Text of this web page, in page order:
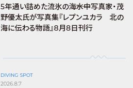
5年通い詰めた流氷の海――水中写真家・茂
野優太氏が写真集『レプンユカラ 北の
海に伝わる物語』8月8日刊行
DIVING SPOT
2026.8.7